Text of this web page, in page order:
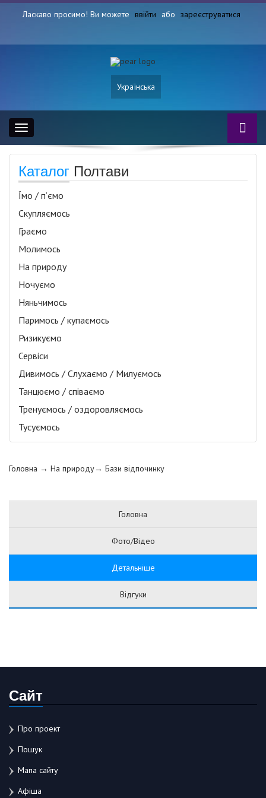
Ласкаво просимо! Ви можете ввійти або зареєструватися
Українська
Toggle
navigation
Каталог Полтави
Їмо / п’ємо
Скупляємось
Граємо
Молимось
На природу
Ночуємо
Няньчимось
Паримось / купаємось
Ризикуємо
Сервіси
Дивимось / Слухаємо / Милуємось
Танцюємо / співаємо
Тренуємось / оздоровляємось
Тусуємось
Головна → На природу→ Бази відпочинку
Головна
Фото/Відео
Детальніше
Відгуки
Сайт
Про проект
Пошук
Мапа сайту
Афіша